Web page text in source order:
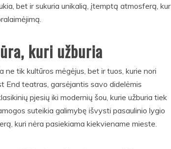
bet ir sukuria unikalią, įtemptą atmosferą, kur
kuri užburia
tik kultūros mėgėjus, bet ir tuos, kurie nori
End teatras, garsėjantis savo didelėmis
pjesių iki modernių šou, kurie užburia tiek
suteikia galimybę išvysti pasaulinio lygio
kuri nėra pasiekiama kiekviename mieste.